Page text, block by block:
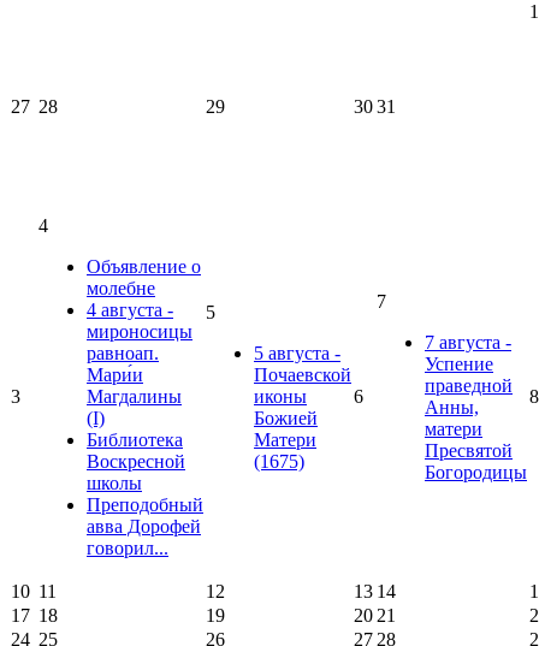
27 28 29 3031
1
3
4
Объявление о
молебне
4 августа -
мироносицы
равноап.
Мари́и
Магдалины
(I)
Библиотека
Воскресной
школы
Преподобный
авва Дорофей
говорил...
5
5 августа -
Почаевской
иконы
Божией
Матери
(1675)
6
7
7 августа -
Успение
праведной
Анны,
матери
Пресвятой
Богородицы
8
10 11 12 13 14
17 18 19 20 21
24 25 26 27 28